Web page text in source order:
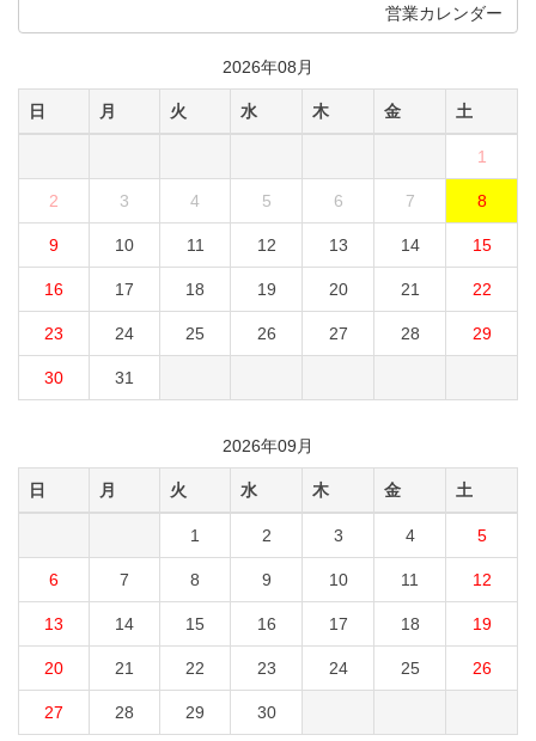
営業カレンダー
2026年08月
日 月 火 水 木 金 土
1
2 3 4 5 6 7 8
9 10 11 12 13 14 15
16 17 18 19 20 21 22
23 24 25 26 27 28 29
30 31
2026年09月
日 月 火 水 木 金 土
1 2 3 4 5
6 7 8 9 10 11 12
13 14 15 16 17 18 19
20 21 22 23 24 25 26
27 28 29 30